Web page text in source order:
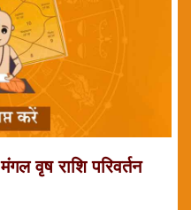
वृष राशि परिवर्तन